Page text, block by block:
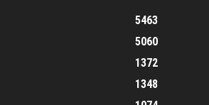
5463
5060
1372
1348